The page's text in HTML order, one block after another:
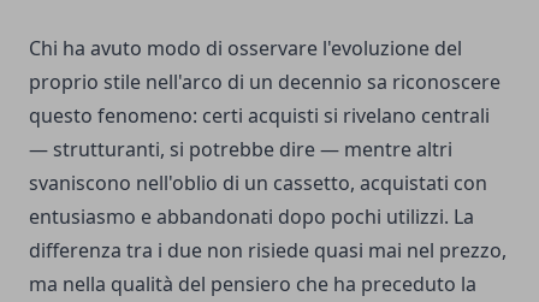
Chi ha avuto modo di osservare l'evoluzione del
proprio stile nell'arco di un decennio sa riconoscere
questo fenomeno: certi acquisti si rivelano centrali
— strutturanti, si potrebbe dire — mentre altri
svaniscono nell'oblio di un cassetto, acquistati con
entusiasmo e abbandonati dopo pochi utilizzi. La
differenza tra i due non risiede quasi mai nel prezzo,
ma nella qualità del pensiero che ha preceduto la